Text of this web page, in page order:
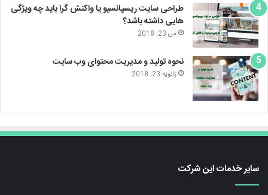
طراحی سایت ریسپانسیو یا واکنش گرا باید چه ویژگی
هایی داشته باشد؟
می 23, 2018
نحوه تولید و مدیریت محتوای وب سایت
ژانویه 23, 2018
سایر خدمات این شرکت